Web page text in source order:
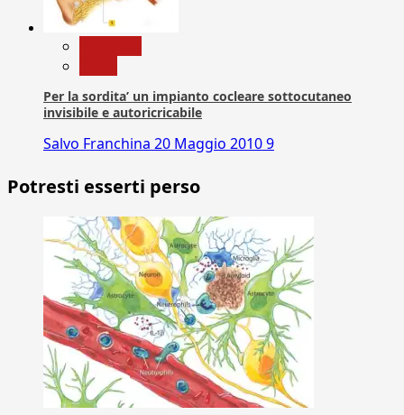
Per la sordita’ un impianto cocleare sottocutaneo
invisibile e autoricricabile
Salvo Franchina 20 Maggio 20109
Potresti esserti perso